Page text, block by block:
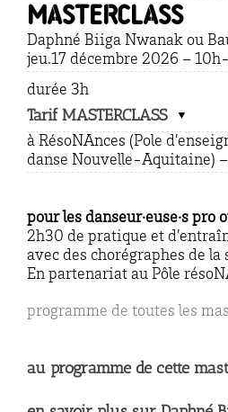
masterclass
Daphné Biiga Nwanak ou
jeu.17 décembre 2026 –
durée 3h
Tarif MASTERCLASS
à RésoNAnces (Pole
danse Nouvelle-Aquitaine)
pour les danseur·euse·s pro
2h30 de pratique et
avec des chorégraphes de la
En partenariat au Pôle
programme de toutes les
au programme de cette